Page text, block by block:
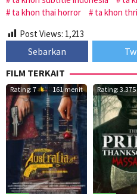
ta khon thai horror
ta khon
Post Views: 1,213
Sebarkan
FILM TERKAIT
Rating: 7 161 menit Rating: 3.375